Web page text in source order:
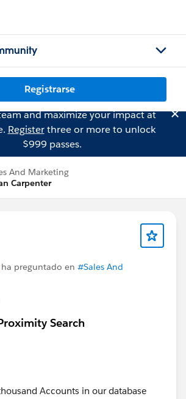
Registrarse
and maximize your impact at
Registerthree or more to unlock
$999 passes.
And Marketing
Carpenter
ha preguntado en #Sales And
Search
Accounts in our database